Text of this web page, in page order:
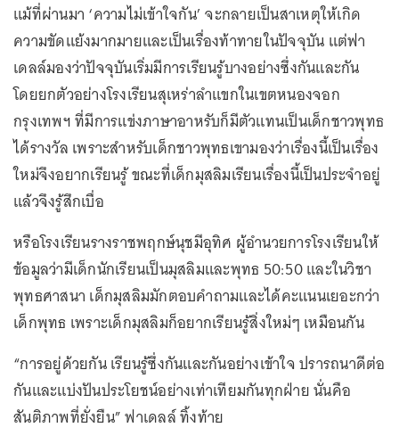
แม้ที่ผ่านมา ‘ความไม่เข้าใจกัน’ จะกลายเป็นสาเหตุให้เกิด
ความขัดแย้งมากมายและเป็นเรื่องท้าทายในปัจจุบัน แต่ฟา
เดลล์มองว่าปัจจุบันเริ่มมีการเรียนรู้บางอย่างซึ่งกันและกัน
โดยยกตัวอย่างโรงเรียนสุเหร่าลำแขกในเขตหนองจอก
กรุงเทพฯ ที่มีการแข่งภาษาอาหรับก็มีตัวแทนเป็นเด็กชาวพุทธ
ได้รางวัล เพราะสำหรับเด็กชาวพุทธเขามองว่าเรื่องนี้เป็นเรื่อง
ใหม่จึงอยากเรียนรู้ ขณะที่เด็กมุสลิมเรียนเรื่องนี้เป็นประจำอยู่
แล้วจึงรู้สึกเบื่อ
หรือโรงเรียนรางราชพฤกษ์นุชมีอุทิศ ผู้อำนวยการโรงเรียนให้
ข้อมูลว่ามีเด็กนักเรียนเป็นมุสลิมและพุทธ 50:50 และในวิชา
พุทธศาสนา เด็กมุสลิมมักตอบคำถามและได้คะแนนเยอะกว่า
เด็กพุทธ เพราะเด็กมุสลิมก็อยากเรียนรู้สิ่งใหม่ๆ เหมือนกัน
“การอยู่ด้วยกัน เรียนรู้ซึ่งกันและกันอย่างเข้าใจ ปรารถนาดีต่อ
กันและแบ่งปันประโยชน์อย่างเท่าเทียมกันทุกฝ่าย นั่นคือ
สันติภาพที่ยั่งยืน” ฟาเดลล์ ทิ้งท้าย